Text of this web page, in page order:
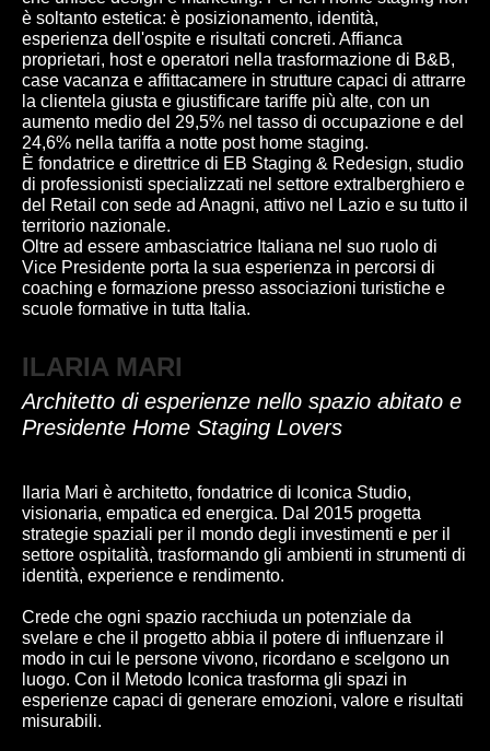
è soltanto estetica: è posizionamento, identità,
esperienza dell'ospite e risultati concreti. Affianca
proprietari, host e operatori nella trasformazione di B&B,
case vacanza e affittacamere in strutture capaci di attrarre
la clientela giusta e giustificare tariffe più alte, con un
aumento medio del 29,5% nel tasso di occupazione e del
24,6% nella tariffa a notte post home staging.
È fondatrice e direttrice di EB Staging & Redesign, studio
di professionisti specializzati nel settore extralberghiero e
del Retail con sede ad Anagni, attivo nel Lazio e su tutto il
territorio nazionale.
Oltre ad essere ambasciatrice Italiana nel suo ruolo di
Vice Presidente porta la sua esperienza in percorsi di
coaching e formazione presso associazioni turistiche e
scuole formative in tutta Italia.
ILARIA MARI
Architetto di esperienze nello spazio abitato e
Presidente Home Staging Lovers
Ilaria Mari è architetto, fondatrice di Iconica Studio,
visionaria, empatica ed energica. Dal 2015 progetta
strategie spaziali per il mondo degli investimenti e per il
settore ospitalità, trasformando gli ambienti in strumenti di
identità, experience e rendimento.
Crede che ogni spazio racchiuda un potenziale da
svelare e che il progetto abbia il potere di influenzare il
modo in cui le persone vivono, ricordano e scelgono un
luogo. Con il Metodo Iconica trasforma gli spazi in
esperienze capaci di generare emozioni, valore e risultati
misurabili.